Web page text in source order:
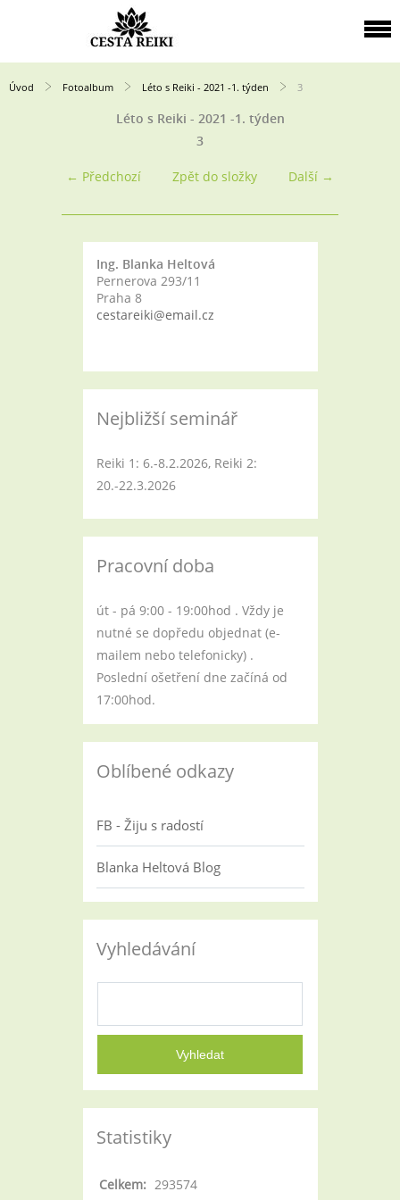
Úvod Fotoalbum Léto s Reiki - 2021 -1. týden 3
Léto s Reiki - 2021 -1. týden
3
← Předchozí Další →
Zpět do složky
Ing. Blanka Heltová
Pernerova 293/11
Praha 8
cestareiki@email.cz
Nejbližší seminář
Reiki 1: 6.-8.2.2026, Reiki 2:
20.-22.3.2026
Pracovní doba
út - pá 9:00 - 19:00hod . Vždy je
nutné se dopředu objednat (e-
mailem nebo telefonicky) .
Poslední ošetření dne začíná od
17:00hod.
Oblíbené odkazy
FB - Žiju s radostí
Blanka Heltová Blog
Vyhledávání
Statistiky
Celkem: 293574